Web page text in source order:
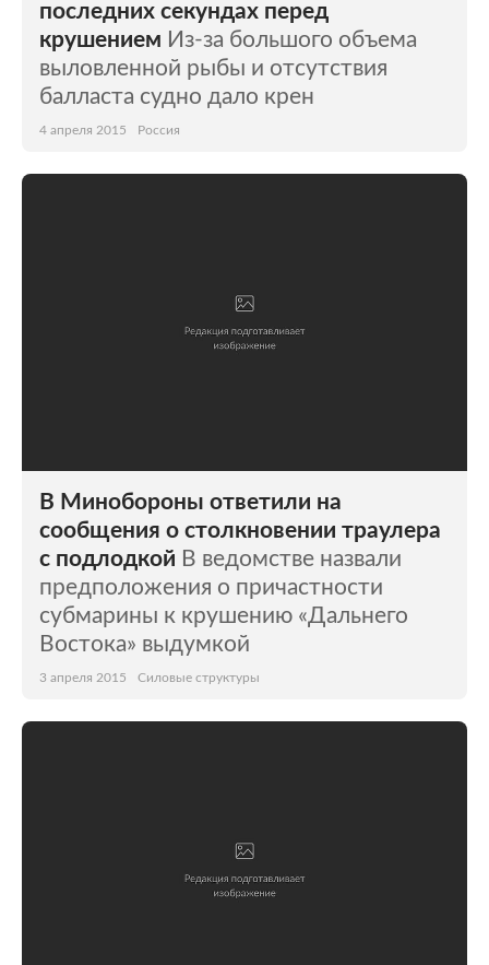
последних секундах перед
крушением Из-за большого объема
выловленной рыбы и отсутствия
балласта судно дало крен
4 апреля 2015 Россия
В Минобороны ответили на
сообщения о столкновении траулера
с подлодкой В ведомстве назвали
предположения о причастности
субмарины к крушению «Дальнего
Востока» выдумкой
3 апреля 2015 Силовые структуры